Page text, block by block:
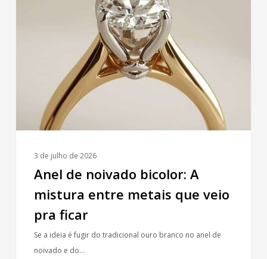
pra
3 de julho de 2026
Anel de noivado bicolor: A
mistura entre metais que veio
pra ficar
Se a ideia é fugir do tradicional ouro branco no anel de
noivado e do…